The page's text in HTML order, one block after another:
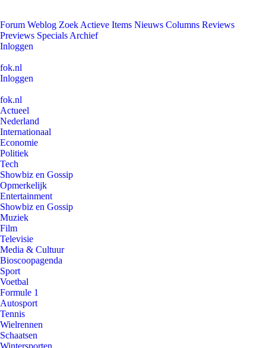
Forum Weblog Zoek Actieve Items Nieuws Columns Reviews
Previews Specials Archief
Inloggen
fok.nl
Inloggen
fok.nl
Actueel
Nederland
Internationaal
Economie
Politiek
Tech
Showbiz en Gossip
Opmerkelijk
Entertainment
Showbiz en Gossip
Muziek
Film
Televisie
Media & Cultuur
Bioscoopagenda
Sport
Voetbal
Formule 1
Autosport
Tennis
Wielrennen
Schaatsen
Wintersporten